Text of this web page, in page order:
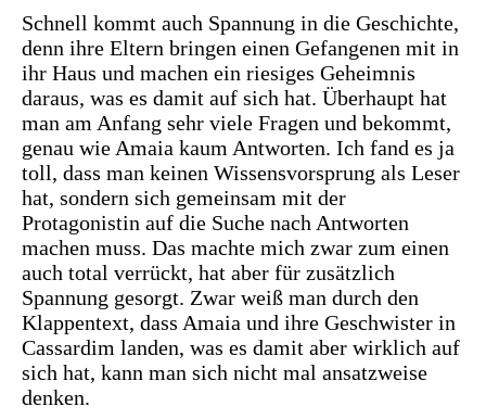
Schnell kommt auch Spannung in die Geschichte,
denn ihre Eltern bringen einen Gefangenen mit in
ihr Haus und machen ein riesiges Geheimnis
daraus, was es damit auf sich hat. Überhaupt hat
man am Anfang sehr viele Fragen und bekommt,
genau wie Amaia kaum Antworten. Ich fand es ja
toll, dass man keinen Wissensvorsprung als Leser
hat, sondern sich gemeinsam mit der
Protagonistin auf die Suche nach Antworten
machen muss. Das machte mich zwar zum einen
auch total verrückt, hat aber für zusätzlich
Spannung gesorgt. Zwar weiß man durch den
Klappentext, dass Amaia und ihre Geschwister in
Cassardim landen, was es damit aber wirklich auf
sich hat, kann man sich nicht mal ansatzweise
denken.